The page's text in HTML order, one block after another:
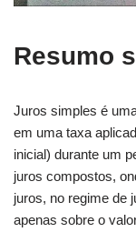
Resumo
Juros simples é
em uma taxa
inicial) durante um
juros compostos,
juros, no regime de
apenas sobre o